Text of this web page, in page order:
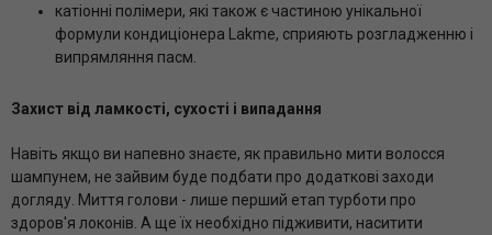
катіонні полімери, які також є частиною унікальної
формули кондиціонера Lakme, сприяють розгладженню і
випрямляння пасм.
Захист від ламкості, сухості і випадання
Навіть якщо ви напевно знаєте, як правильно мити волосся
шампунем, не зайвим буде подбати про додаткові заходи
догляду. Миття голови - лише перший етап турботи про
здоров'я локонів. А ще їх необхідно підживити, наситити